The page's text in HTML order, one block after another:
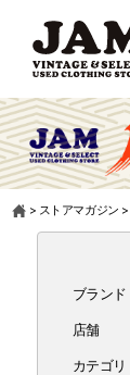
> ストアマガジン >
ブランド
店舗
カテゴリ